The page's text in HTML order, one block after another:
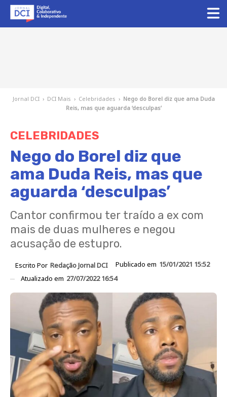
Jornal DCI › DCI Mais › Celebridades › Nego do Borel diz que ama Duda
Reis, mas que aguarda ‘desculpas’
CELEBRIDADES
Nego do Borel diz que
ama Duda Reis, mas que
aguarda ‘desculpas’
Cantor confirmou ter traído a ex com
mais de duas mulheres e negou
acusação de estupro.
Escrito Por Redação Jornal DCI Publicado em 15/01/2021 15:52
Atualizado em 27/07/2022 16:54